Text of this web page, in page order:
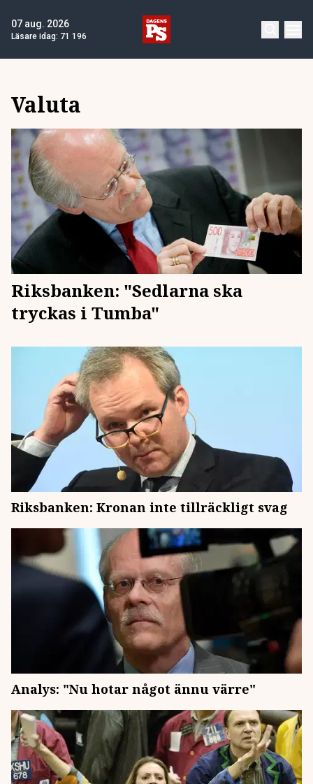
07 aug. 2026
Läsare idag: 71 196
Valuta
Riksbanken: "Sedlarna ska
tryckas i Tumba"
Riksbanken: Kronan inte tillräckligt svag
Analys: "Nu hotar något ännu värre"